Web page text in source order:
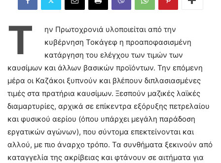
Τ
ην Πρωτοχρονιά υλοποιείται από την
κυβέρνηση Τοκάγεφ η προαποφασισμένη
κατάργηση του ελέγχου των τιμών των
καυσίμων και άλλων βασικών προϊόντων. Την επόμενη
μέρα οι Καζάκοι ξυπνούν και βλέπουν διπλασιασμένες
τιμές στα πρατήρια καυσίμων. Ξεσπούν μαζικές λαϊκές
διαμαρτυρίες, αρχικά σε επίκεντρα εξόρυξης πετρελαίου
και φυσικού αερίου (όπου υπάρχει μεγάλη παράδοση
εργατικών αγώνων), που σύντομα επεκτείνονται και
αλλού, με πιο άναρχο τρόπο. Τα συνθήματα ξεκινούν από
καταγγελία της ακρίβειας και φτάνουν σε αιτήματα για